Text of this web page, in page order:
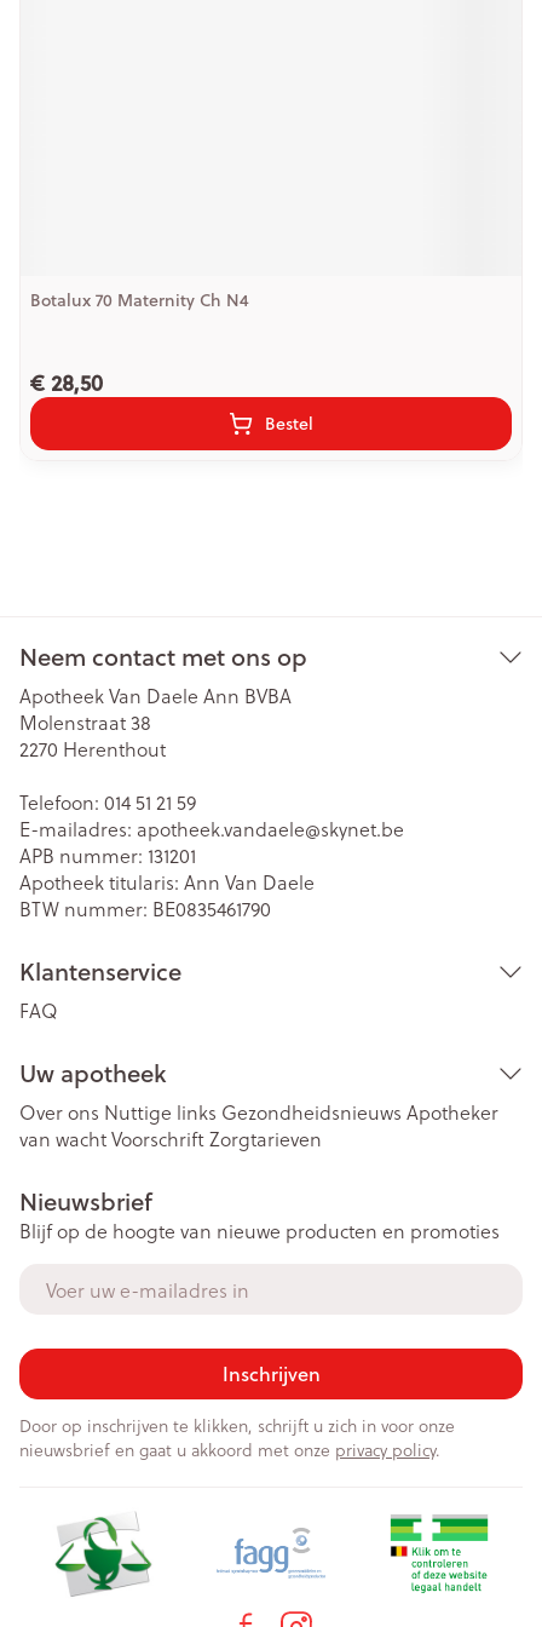
Botalux 70 Maternity Ch N4
€ 28,50
Bestel
Neem contact met ons op
Apotheek Van Daele Ann BVBA
Molenstraat 38
2270 Herenthout
Telefoon: 014 51 21 59
E-mailadres: apotheek.vandaele@skynet.be
APB nummer: 131201
Apotheek titularis: Ann Van Daele
BTW nummer: BE0835461790
Klantenservice
FAQ
Uw apotheek
Over ons Nuttige links Gezondheidsnieuws Apotheker
van wachtVoorschriftZorgtarieven
Nieuwsbrief
Blijf op de hoogte van nieuwe producten en promoties
Inschrijven
Door op inschrijven te klikken, schrijft u zich in voor onze
nieuwsbrief en gaat u akkoord met onze privacy policy.